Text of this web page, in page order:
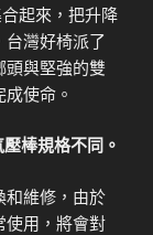
起來，把升降
灣好椅派了
頭與堅強的雙
使命。
棒規格不同。
和維修，由於
使用，將會對